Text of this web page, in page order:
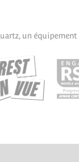
un équipement